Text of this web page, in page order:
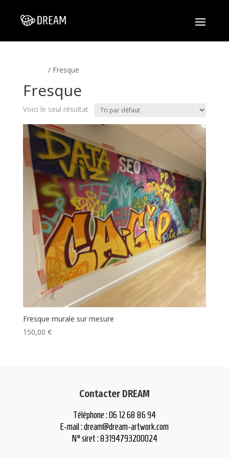
/ Fresque
Fresque
Voici le seul résultat
Fresque murale sur mesure
150,00 €
Contacter DREAM
Téléphone : 06 12 68 86 94
E-mail :dream@dream-artwork.com
N° siret : 83194793200024